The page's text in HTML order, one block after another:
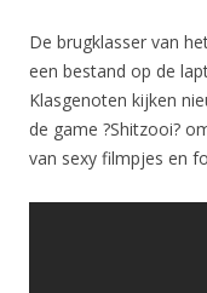
De brugklasser van
een bestand op de
Klasgenoten kijken
de game ?Shitzooi?
van sexy filmpjes en